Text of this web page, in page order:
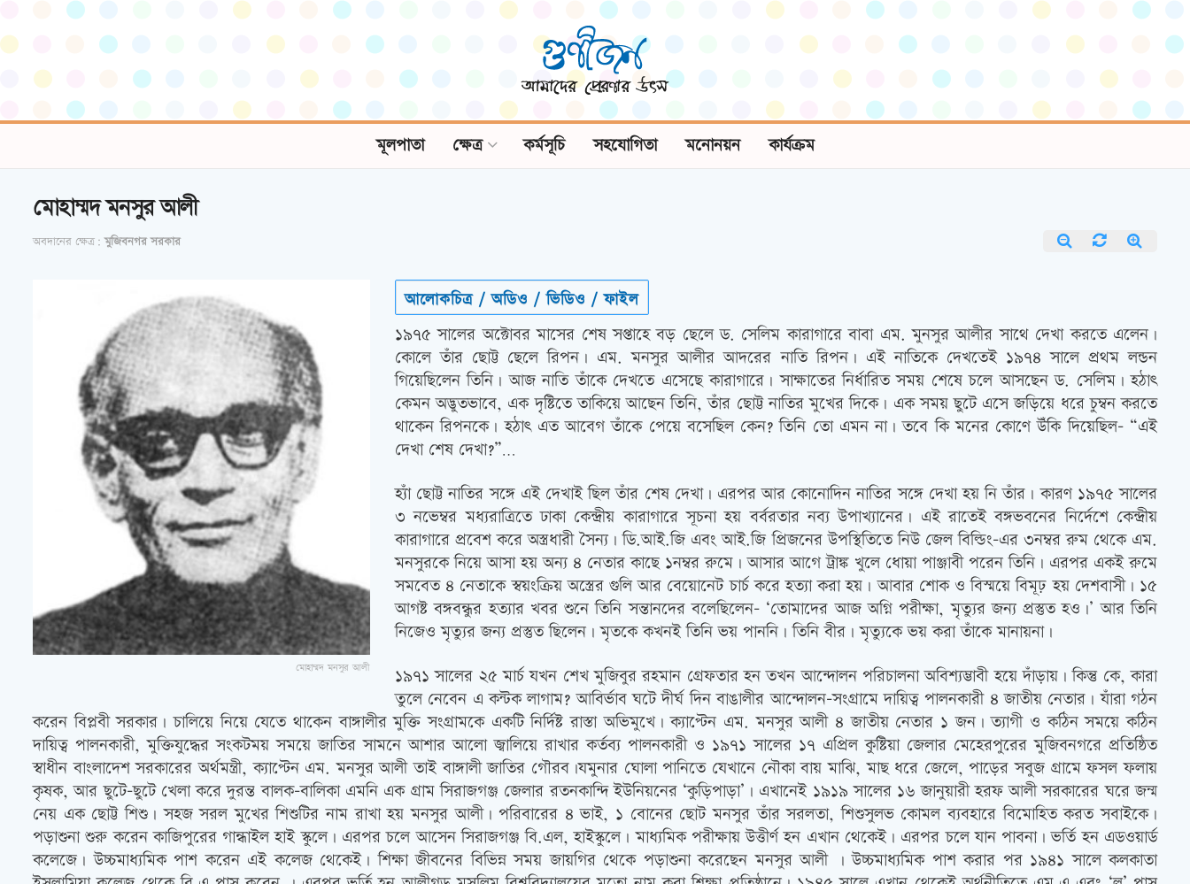
মূলপাতা ক্ষেত্র কর্মসূচি সহযোগিতা মনোনয়ন কার্যক্রম
মোহাম্মদ মনসুর আলী
অবদানের ক্ষেত্র: মুজিবনগর সরকার
মোহাম্মদ মনসুর আলী
আলোকচিত্র / অডিও / ভিডিও / ফাইল
১৯৭৫ সালের অক্টোবর মাসের শেষ সপ্তাহে বড় ছেলে ড. সেলিম কারাগারে বাবা এম. মুনসুর আলীর সাথে দেখা করতে এলেন।
কোলে তাঁর ছোট্ট ছেলে রিপন। এম. মনসুর আলীর আদরের নাতি রিপন। এই নাতিকে দেখতেই ১৯৭৪ সালে প্রথম লন্ডন
গিয়েছিলেন তিনি। আজ নাতি তাঁকে দেখতে এসেছে কারাগারে। সাক্ষাতের নির্ধারিত সময় শেষে চলে আসছেন ড. সেলিম। হঠাৎ
কেমন অদ্ভুতভাবে, এক দৃষ্টিতে তাকিয়ে আছেন তিনি, তাঁর ছোট্ট নাতির মুখের দিকে। এক সময় ছুটে এসে জড়িয়ে ধরে চুম্বন করতে
থাকেন রিপনকে। হঠাৎ এত আবেগ তাঁকে পেয়ে বসেছিল কেন? তিনি তো এমন না। তবে কি মনের কোণে উঁকি দিয়েছিল- “এই
দেখা শেষ দেখা?”…
হ্যাঁ ছোট্ট নাতির সঙ্গে এই দেখাই ছিল তাঁর শেষ দেখা। এরপর আর কোনোদিন নাতির সঙ্গে দেখা হয় নি তাঁর। কারণ ১৯৭৫ সালের
৩ নভেম্বর মধ্যরাত্রিতে ঢাকা কেন্দ্রীয় কারাগারে সূচনা হয় বর্বরতার নব্য উপাখ্যানের। এই রাতেই বঙ্গভবনের নির্দেশে কেন্দ্রীয়
কারাগারে প্রবেশ করে অস্ত্রধারী সৈন্য। ডি.আই.জি এবং আই.জি প্রিজনের উপস্থিতিতে নিউ জেল বিল্ডিং-এর ৩নম্বর রুম থেকে এম.
মনসুরকে নিয়ে আসা হয় অন্য ৪ নেতার কাছে ১নম্বর রুমে। আসার আগে ট্রাঙ্ক খুলে ধোয়া পাঞ্জাবী পরেন তিনি। এরপর একই রুমে
সমবেত ৪ নেতাকে স্বয়ংক্রিয় অস্ত্রের গুলি আর বেয়োনেট চার্চ করে হত্যা করা হয়। আবার শোক ও বিস্ময়ে বিমূঢ় হয় দেশবাসী। ১৫
আগষ্ট বঙ্গবন্ধুর হত্যার খবর শুনে তিনি সন্তানদের বলেছিলেন- ‘তোমাদের আজ অগ্নি পরীক্ষা, মৃত্যুর জন্য প্রস্তুত হও।’ আর তিনি
নিজেও মৃত্যুর জন্য প্রস্তুত ছিলেন। মৃতকে কখনই তিনি ভয় পাননি। তিনি বীর। মৃত্যুকে ভয় করা তাঁকে মানায়না।
১৯৭১ সালের ২৫ মার্চ যখন শেখ মুজিবুর রহমান গ্রেফতার হন তখন আন্দোলন পরিচালনা অবিশ্যম্ভাবী হয়ে দাঁড়ায়। কিন্তু কে, কারা
তুলে নেবেন এ কন্টক লাগাম? আবির্ভাব ঘটে দীর্ঘ দিন বাঙালীর আন্দোলন-সংগ্রামে দায়িত্ব পালনকারী ৪ জাতীয় নেতার। যাঁরা গঠন
করেন বিপ্লবী সরকার। চালিয়ে নিয়ে যেতে থাকেন বাঙ্গালীর মুক্তি সংগ্রামকে একটি নির্দিষ্ট রাস্তা অভিমুখে। ক্যাপ্টেন এম. মনসুর আলী ৪ জাতীয় নেতার ১ জন। ত্যাগী ও কঠিন সময়ে কঠিন
দায়িত্ব পালনকারী, মুক্তিযুদ্ধের সংকটময় সময়ে জাতির সামনে আশার আলো জ্বালিয়ে রাখার কর্তব্য পালনকারী ও ১৯৭১ সালের ১৭ এপ্রিল কুষ্টিয়া জেলার মেহেরপুরের মুজিবনগরে প্রতিষ্ঠিত
স্বাধীন বাংলাদেশ সরকারের অর্থমন্ত্রী, ক্যাপ্টেন এম. মনসুর আলী তাই বাঙ্গালী জাতির গৌরব।যমুনার ঘোলা পানিতে যেখানে নৌকা বায় মাঝি, মাছ ধরে জেলে, পাড়ের সবুজ গ্রামে ফসল ফলায়
কৃষক, আর ছুটে-ছুটে খেলা করে দুরন্ত বালক-বালিকা এমনি এক গ্রাম সিরাজগঞ্জ জেলার রতনকান্দি ইউনিয়নের ‘কুড়িপাড়া’। এখানেই ১৯১৯ সালের ১৬ জানুয়ারী হরফ আলী সরকারের ঘরে জন্ম
নেয় এক ছোট্ট শিশু। সহজ সরল মুখের শিশুটির নাম রাখা হয় মনসুর আলী। পরিবারের ৪ ভাই, ১ বোনের ছোট মনসুর তাঁর সরলতা, শিশুসুলভ কোমল ব্যবহারে বিমোহিত করত সবাইকে।
পড়াশুনা শুরু করেন কাজিপুরের গান্ধাইল হাই স্কুলে। এরপর চলে আসেন সিরাজগঞ্জ বি.এল, হাইস্কুলে। মাধ্যমিক পরীক্ষায় উত্তীর্ণ হন এখান থেকেই। এরপর চলে যান পাবনা। ভর্তি হন এডওয়ার্ড
কলেজে। উচ্চমাধ্যমিক পাশ করেন এই কলেজ থেকেই। শিক্ষা জীবনের বিভিন্ন সময় জায়গির থেকে পড়াশুনা করেছেন মনসুর আলী । উচ্চমাধ্যমিক পাশ করার পর ১৯৪১ সালে কলকাতা